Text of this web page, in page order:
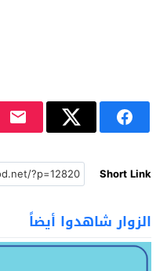
Short Link
الزوار شاهدوا أيضاً